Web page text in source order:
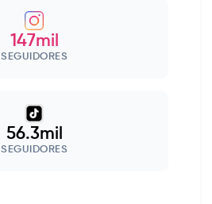
147mil
SEGUIDORES
56.3mil
SEGUIDORES